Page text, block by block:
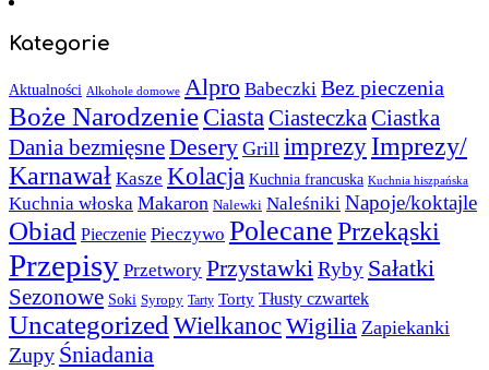
Kategorie
Aktualności Alkohole domowe Alpro Babeczki Bez pieczenia
Boże NarodzenieCiastaCiasteczkaCiastka
Dania bezmięsneDesery Grill imprezy Imprezy/
Karnawał Kasze Kolacja Kuchnia francuska Kuchnia hiszpańska
Kuchnia włoska Makaron Nalewki Naleśniki Napoje/koktajle
Obiad Pieczenie Pieczywo PolecanePrzekąski
Przepisy Przetwory PrzystawkiRyby Sałatki
Sezonowe Soki Syropy Tarty Torty Tłusty czwartek
UncategorizedWielkanocWigilia Zapiekanki
Zupy Śniadania